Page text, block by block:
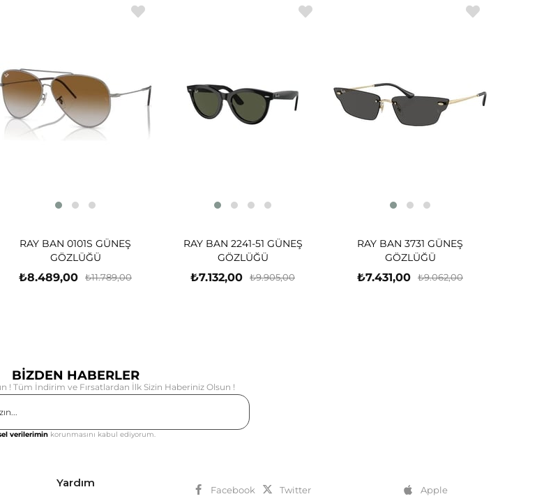
RAY BAN 0101S GÜNEŞ
GÖZLÜĞÜ
₺8.489,00 ₺11.789,00
RAY BAN 2241-51 GÜNEŞ
GÖZLÜĞÜ
₺7.132,00 ₺9.905,00
RAY BAN 3731 GÜNEŞ
GÖZLÜĞÜ
₺7.431,00 ₺9.062,00
BİZDEN HABERLER
! Tüm İndirim ve Fırsatlardan İlk Sizin Haberiniz Olsun !
verilerimin korunmasını kabul ediyorum.
Yardım
Facebook Twitter Apple